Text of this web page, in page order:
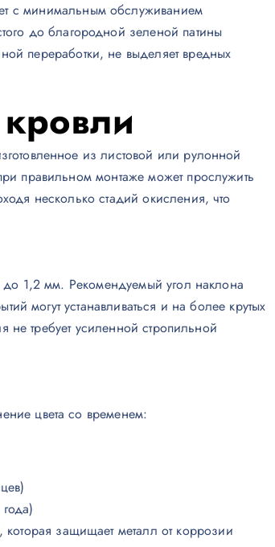
с минимальным обслуживанием
до благородной зеленой патины
переработки, не выделяет вредных
из листовой или рулонной
правильном монтаже может прослужить
несколько стадий окисления, что
до 1,2 мм. Рекомендуемый угол наклона
могут устанавливаться и на более крутых
не требует усиленной стропильной
цвета со временем:
защищает металл от коррозии